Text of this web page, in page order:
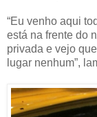
“Eu venho aqui
está na frente do
privada e vejo
lugar nenhum”,